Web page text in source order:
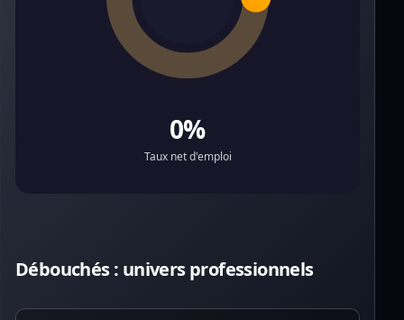
0%
Taux net d'emploi
Débouchés : univers professionnels